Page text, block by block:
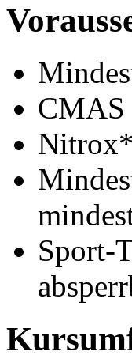
Nitrox*
Sport-